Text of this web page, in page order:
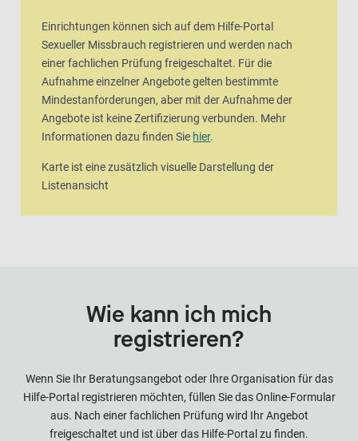
Einrichtungen können sich auf dem Hilfe-Portal
Sexueller Missbrauch registrieren und werden nach
einer fachlichen Prüfung freigeschaltet. Für die
Aufnahme einzelner Angebote gelten bestimmte
Mindestanforderungen, aber mit der Aufnahme der
Angebote ist keine Zertifizierung verbunden. Mehr
Informationen dazu finden Sie hier.
Karte ist eine zusätzlich visuelle Darstellung der
Listenansicht
Wie kann ich mich
registrieren?
Wenn Sie Ihr Beratungsangebot oder Ihre Organisation für das
Hilfe-Portal registrieren möchten, füllen Sie das Online-Formular
aus. Nach einer fachlichen Prüfung wird Ihr Angebot
freigeschaltet und ist über das Hilfe-Portal zu finden.